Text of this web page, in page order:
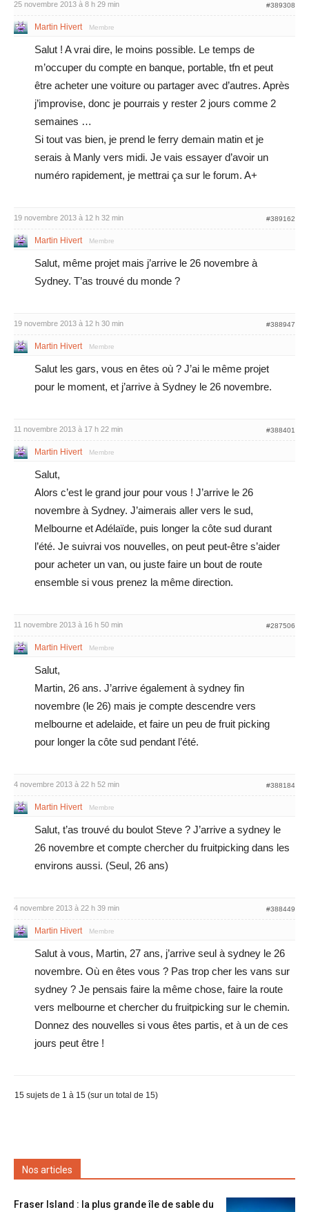
25 novembre 2013 à 8 h 29 min #389308
Martin Hivert Membre
Salut ! A vrai dire, le moins possible. Le temps de
m’occuper du compte en banque, portable, tfn et peut
être acheter une voiture ou partager avec d’autres. Après
j’improvise, donc je pourrais y rester 2 jours comme 2
semaines …
Si tout vas bien, je prend le ferry demain matin et je
serais à Manly vers midi. Je vais essayer d’avoir un
numéro rapidement, je mettrai ça sur le forum. A+
19 novembre 2013 à 12 h 32 min #389162
Martin Hivert Membre
Salut, même projet mais j’arrive le 26 novembre à
Sydney. T’as trouvé du monde ?
19 novembre 2013 à 12 h 30 min #388947
Martin Hivert Membre
Salut les gars, vous en êtes où ? J’ai le même projet
pour le moment, et j’arrive à Sydney le 26 novembre.
11 novembre 2013 à 17 h 22 min #388401
Martin Hivert Membre
Salut,
Alors c’est le grand jour pour vous ! J’arrive le 26
novembre à Sydney. J’aimerais aller vers le sud,
Melbourne et Adélaïde, puis longer la côte sud durant
l’été. Je suivrai vos nouvelles, on peut peut-être s’aider
pour acheter un van, ou juste faire un bout de route
ensemble si vous prenez la même direction.
11 novembre 2013 à 16 h 50 min #287506
Martin Hivert Membre
Salut,
Martin, 26 ans. J’arrive également à sydney fin
novembre (le 26) mais je compte descendre vers
melbourne et adelaide, et faire un peu de fruit picking
pour longer la côte sud pendant l’été.
4 novembre 2013 à 22 h 52 min #388184
Martin Hivert Membre
Salut, t’as trouvé du boulot Steve ? J’arrive a sydney le
26 novembre et compte chercher du fruitpicking dans les
environs aussi. (Seul, 26 ans)
4 novembre 2013 à 22 h 39 min #388449
Martin Hivert Membre
Salut à vous, Martin, 27 ans, j’arrive seul à sydney le 26
novembre. Où en êtes vous ? Pas trop cher les vans sur
sydney ? Je pensais faire la même chose, faire la route
vers melbourne et chercher du fruitpicking sur le chemin.
Donnez des nouvelles si vous êtes partis, et à un de ces
jours peut être !
15 sujets de 1 à 15 (sur un total de 15)
Nos articles
Fraser Island : la plus grande île de sable du